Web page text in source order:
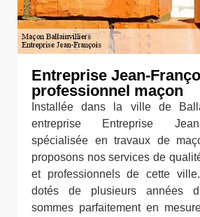
Entreprise Jean-
professionnel maçon
Installée dans la ville de
entreprise Entreprise
spécialisée en travaux de
proposons nos services de
et professionnels de cette
dotés de plusieurs années
sommes parfaitement en